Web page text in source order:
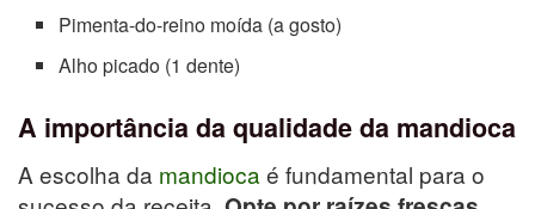
Pimenta-do-reino moída (a gosto)
Alho picado (1 dente)
A importância da qualidade da mandioca
A escolha da mandioca é fundamental para o